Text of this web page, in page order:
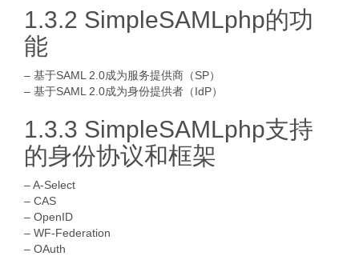
1.3.2 SimpleSAMLphp的功
能
– 基于SAML 2.0成为服务提供商（SP）
– 基于SAML 2.0成为身份提供者（IdP）
1.3.3 SimpleSAMLphp支持
的身份协议和框架
– A-Select
– CAS
– OpenID
– WF-Federation
– OAuth